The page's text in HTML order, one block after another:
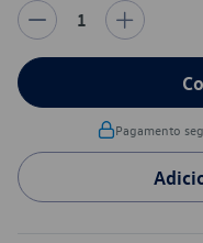
1
Pagamento